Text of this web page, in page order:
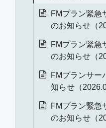
FMプラン緊急
のお知らせ（
FMプラン緊急
のお知らせ（
FMプランサー
知らせ（
FMプラン緊急
のお知らせ（